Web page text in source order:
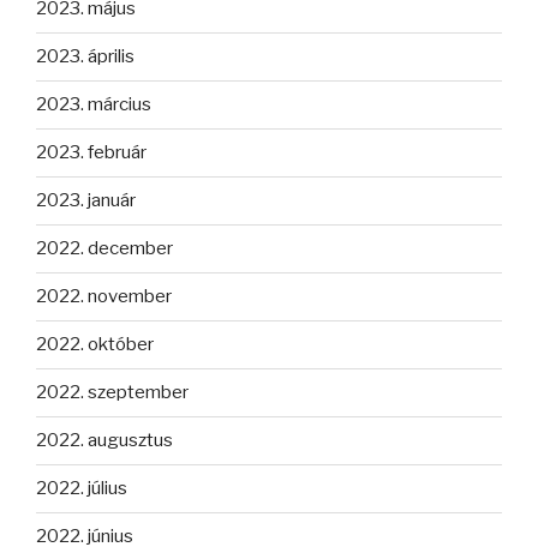
2023. május
2023. április
2023. március
2023. február
2023. január
2022. december
2022. november
2022. október
2022. szeptember
2022. augusztus
2022. július
2022. június